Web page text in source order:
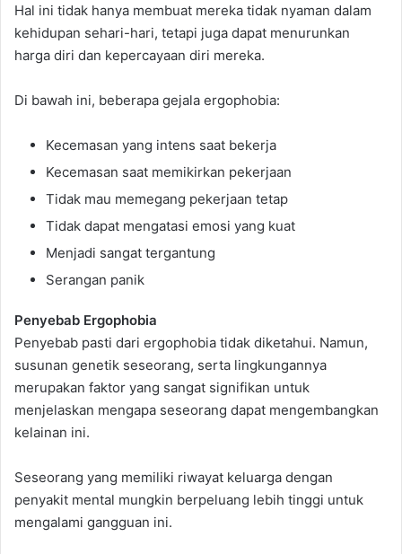
Hal ini tidak hanya membuat mereka tidak nyaman dalam
kehidupan sehari-hari, tetapi juga dapat menurunkan
harga diri dan kepercayaan diri mereka.
Di bawah ini, beberapa gejala ergophobia:
Kecemasan yang intens saat bekerja
Kecemasan saat memikirkan pekerjaan
Tidak mau memegang pekerjaan tetap
Tidak dapat mengatasi emosi yang kuat
Menjadi sangat tergantung
Serangan panik
Penyebab Ergophobia
Penyebab pasti dari ergophobia tidak diketahui. Namun,
susunan genetik seseorang, serta lingkungannya
merupakan faktor yang sangat signifikan untuk
menjelaskan mengapa seseorang dapat mengembangkan
kelainan ini.
Seseorang yang memiliki riwayat keluarga dengan
penyakit mental mungkin berpeluang lebih tinggi untuk
mengalami gangguan ini.